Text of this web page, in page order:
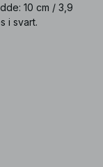
10 cm / 3,9
i svart.